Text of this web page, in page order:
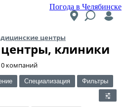
Погода в Челябинске
центры
клиники
​0 компаний
Специализация Фильтры